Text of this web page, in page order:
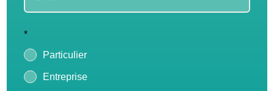
*
Particulier
Entreprise